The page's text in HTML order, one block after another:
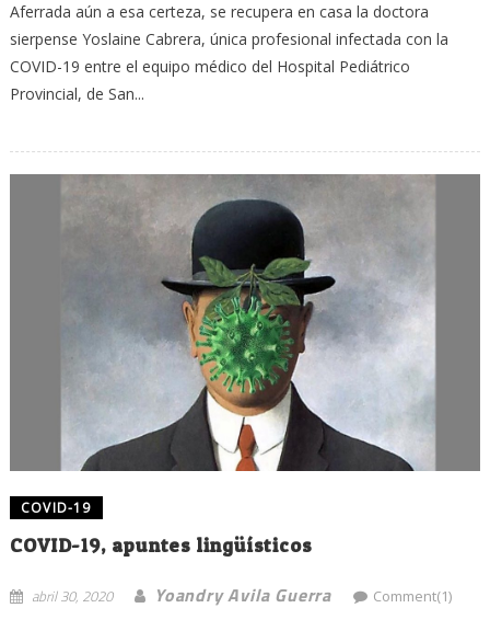
Aferrada aún a esa certeza, se recupera en casa la doctora
sierpense Yoslaine Cabrera, única profesional infectada con la
COVID-19 entre el equipo médico del Hospital Pediátrico
Provincial, de San...
COVID-19
COVID-19, apuntes lingüísticos
abril 30, 2020 Yoandry Avila Guerra Comment(1)